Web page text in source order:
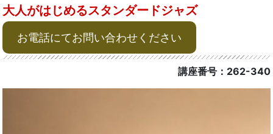
大人がはじめるスタンダードジャズ
お電話にてお問い合わせください
講座番号：262-340